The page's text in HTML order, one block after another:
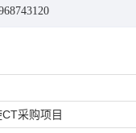
采购项目